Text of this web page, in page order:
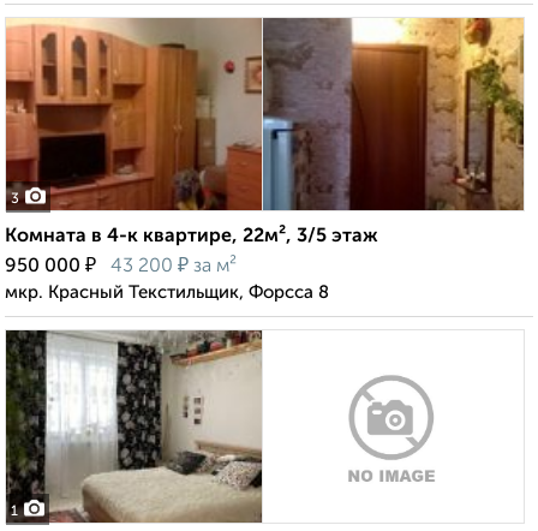
3
Комната в 4-к квартире, 22м², 3/5 этаж
950 000 ₽ 43 200 ₽ за м²
мкр. Красный Текстильщик, Форсса 8
1